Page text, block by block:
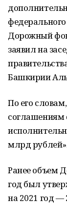
Дорожный
заявил на
Башкирии
По его
соглашениям
млрд
Ранее объем
год был
на 2021 год —